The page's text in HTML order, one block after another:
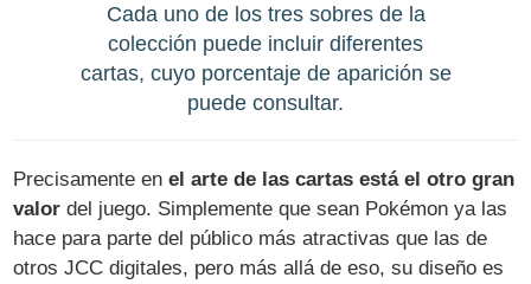
Cada uno de los tres sobres de la
colección puede incluir diferentes
cartas, cuyo porcentaje de aparición se
puede consultar.
Precisamente enel arte de las cartas está el otro gran
valor del juego. Simplemente que sean Pokémon ya las
hace para parte del público más atractivas que las de
otros JCC digitales, pero más allá de eso, su diseño es